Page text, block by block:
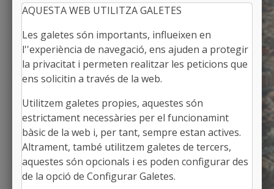
ARTESA DE LLEIDA
Alcaldessa: Mariona Rebull i Berengué
El Segrià, Lleida
Població: 1.543
Superfície: 23,91 km2
http://artesalleida.ddl.net
AQUESTA WEB UTILITZA GALETES
Les galetes són importants, influeixen en
l''experiència de navegació, ens ajuden a protegir
la privacitat i permeten realitzar les peticions que
ens solicitin a través de la web.
Utilitzem galetes propies, aquestes són
estrictament necessàries per el funcionamint
bàsic de la web i, per tant, sempre estan actives.
Altrament, també utilitzem galetes de tercers,
aquestes són opcionals i es poden configurar des
de la opció de Configurar Galetes.